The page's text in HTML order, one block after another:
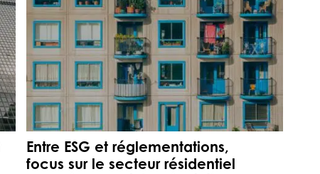
Entre ESG et réglementations,
focus sur le secteur résidentiel